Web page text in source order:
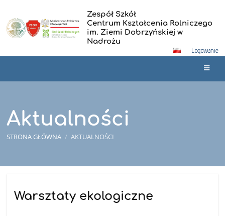
Zespół Szkół
Centrum Kształcenia Rolniczego
im. Ziemi Dobrzyńskiej w
Nadrożu
Logowanie
Aktualności
STRONA GŁÓWNA / AKTUALNOŚCI
Warsztaty ekologiczne